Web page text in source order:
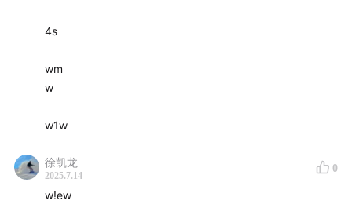
收缩，但仍可能有胆子大的人对头部项目进行投资。
回答评论区里听众的提问：丰叔是如何解读宏观经济
数据的？
1:03:56 从去年下半年以来，油价波动致使中美CPI与PPI数
据几乎在同向波动。例如，美国通胀数据爬升时，中国通
缩数据则得到缓解。假设以色列与伊朗的冲突再延续三
周，六月油价大抵会受到冲击，届时中美六月数据也许会
4s
wm
w
w1w
徐凯龙
2025.7.14
0
w!ew